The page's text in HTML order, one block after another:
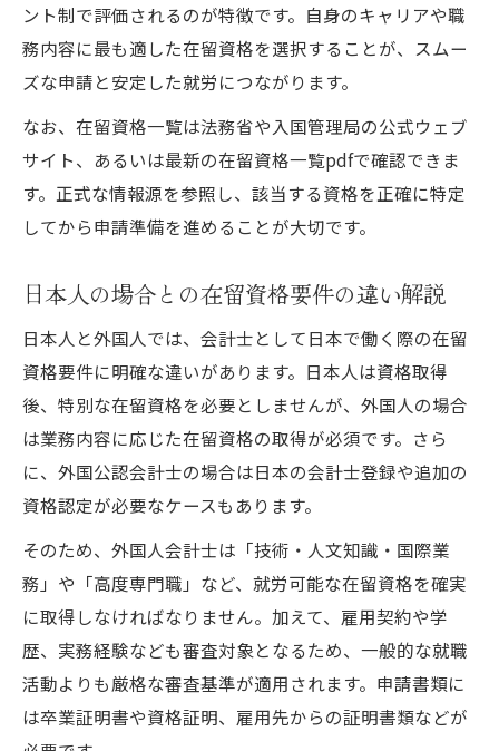
在留資格選択時の職種一覧の見方と活用法
ント制で評価されるのが特徴です。自身のキャリアや職
務内容に最も適した在留資格を選択することが、スムー
ズな申請と安定した就労につながります。
なお、在留資格一覧は法務省や入国管理局の公式ウェブ
サイト、あるいは最新の在留資格一覧pdfで確認できま
す。正式な情報源を参照し、該当する資格を正確に特定
してから申請準備を進めることが大切です。
日本人の場合との在留資格要件の違い解説
日本人と外国人では、会計士として日本で働く際の在留
資格要件に明確な違いがあります。日本人は資格取得
後、特別な在留資格を必要としませんが、外国人の場合
は業務内容に応じた在留資格の取得が必須です。さら
に、外国公認会計士の場合は日本の会計士登録や追加の
資格認定が必要なケースもあります。
そのため、外国人会計士は「技術・人文知識・国際業
務」や「高度専門職」など、就労可能な在留資格を確実
に取得しなければなりません。加えて、雇用契約や学
歴、実務経験なども審査対象となるため、一般的な就職
活動よりも厳格な審査基準が適用されます。申請書類に
は卒業証明書や資格証明、雇用先からの証明書類などが